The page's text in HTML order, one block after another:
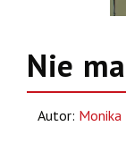
Nie
Autor: Monika